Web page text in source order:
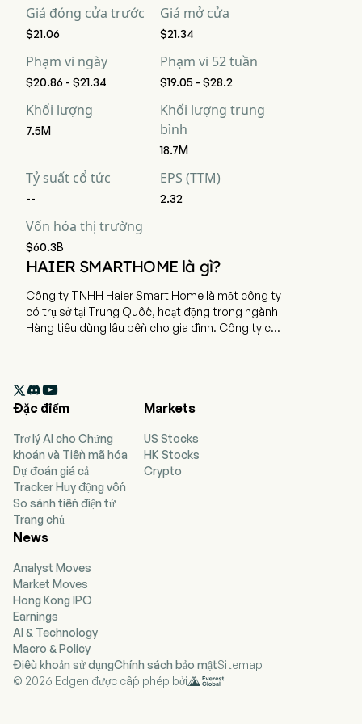
Giá đóng cửa trước
$21.06
Giá mở cửa
$21.34
Phạm vi ngày
$20.86 - $21.34
Phạm vi 52 tuần
$19.05 - $28.2
Khối lượng
7.5M
Khối lượng trung
bình
18.7M
Tỷ suất cổ tức
--
EPS (TTM)
2.32
Vốn hóa thị trường
$60.3B
HAIER SMARTHOME là gì?
Công ty TNHH Haier Smart Home là một công ty
có trụ sở tại Trung Quốc, hoạt động trong ngành
Hàng tiêu dùng lâu bền cho gia đình. Công ty có
Haier, Haier Smart Home Co Ltd là một doanh
nghiệp Trung Quốc chủ yếu tham gia vào nghiên
bị gia dụng. Công ty vận hành hoạt động kinh
doanh thông qua năm phân khúc. Phân khúc Giải
pháp Lưu trữ và Nấu nướng Thực phẩm Gia đình
chuyên sản xuất và bán tủ lạnh/tủ đông và các
thiết bị nhà bếp. Phân khúc Giải pháp Không khí
chuyên sản xuất và bán điều hòa không khí. Phân
khúc Giải pháp Quản lý Giặt là Gia đình chuyên
Giải pháp Nước Gia đình chuyên sản xuất và bán
các thiết bị gia dụng liên quan đến nước như bình
nóng lạnh và máy lọc nước. Phân khúc Kinh doanh
Khác chủ yếu bao gồm kênh phân phối, linh kiện
thiết bị, mảng thiết bị gia dụng nhỏ và các hoạt
động khác. Công ty chủ yếu vận hành kinh doanh
tại thị trường trong nước và thị trường nước ngoài.

Đặc điểm
Trợ lý AI cho Chứng
khoán và Tiền mã hóa
Dự đoán giá cả
Tracker Huy động vốn
So sánh tiền điện tử
Trang chủ
Markets
US Stocks
HK Stocks
Crypto
News
Analyst Moves
Market Moves
Hong Kong IPO
Earnings
AI & Technology
Macro & Policy
Điều khoản sử dụngChính sách bảo mậtSitemap
© 2026 Edgen được cấp phép bởi